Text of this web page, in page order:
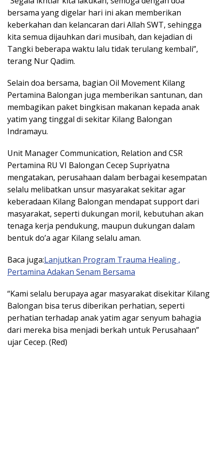
bersama yang digelar hari ini akan memberikan
keberkahan dan kelancaran dari Allah SWT, sehingga
kita semua dijauhkan dari musibah, dan kejadian di
Tangki beberapa waktu lalu tidak terulang kembali”,
terang Nur Qadim.
Selain doa bersama, bagian Oil Movement Kilang
Pertamina Balongan juga memberikan santunan, dan
membagikan paket bingkisan makanan kepada anak
yatim yang tinggal di sekitar Kilang Balongan
Indramayu.
Unit Manager Communication, Relation and CSR
Pertamina RU VI Balongan Cecep Supriyatna
mengatakan, perusahaan dalam berbagai kesempatan
selalu melibatkan unsur masyarakat sekitar agar
keberadaan Kilang Balongan mendapat support dari
masyarakat, seperti dukungan moril, kebutuhan akan
tenaga kerja pendukung, maupun dukungan dalam
bentuk do’a agar Kilang selalu aman.
Baca juga:Lanjutkan Program Trauma Healing ,
Pertamina Adakan Senam Bersama
“Kami selalu berupaya agar masyarakat disekitar Kilang
Balongan bisa terus diberikan perhatian, seperti
perhatian terhadap anak yatim agar senyum bahagia
dari mereka bisa menjadi berkah untuk Perusahaan”
ujar Cecep. (Red)